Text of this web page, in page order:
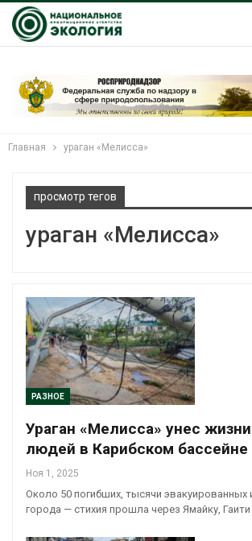
Главная ураган «Мелисса»
просмотр тегов
ураган «Мелисса»
РАЗНОЕ
Ураган «Мелисса» унес
людей в Карибском бассейне
Ноя 1, 2025
Около 50 погибших, тысячи
города — стихия прошла через Ямайку, Гаити